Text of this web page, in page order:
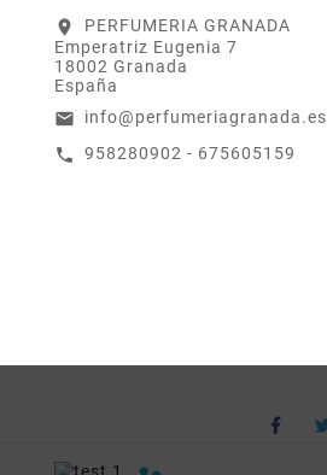
location_on
PERFUMERIA GRANADA
Emperatriz Eugenia 7
18002 Granada
España
email info@perfumeriagranada.es
call 958280902 - 675605159